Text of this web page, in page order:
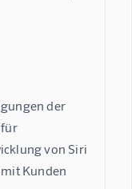
der
für
von Siri
Kunden